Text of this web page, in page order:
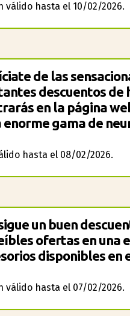
válido hasta el 10/02/2026.
de las
descuentos de
en la página
enorme gama de
hasta el 08/02/2026.
un buen
ofertas en una
disponibles en
válido hasta el 07/02/2026.